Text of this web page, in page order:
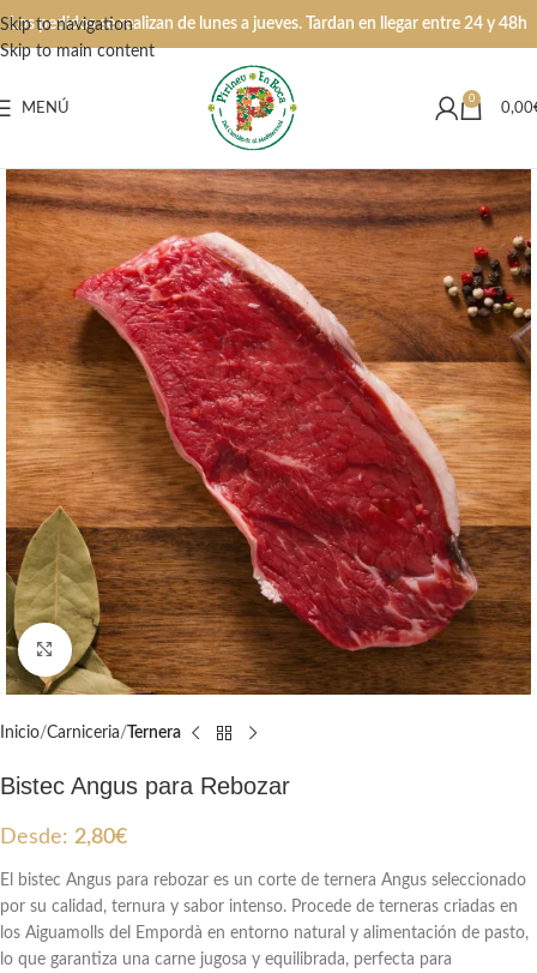
Skip to navigation
Skip to main content
Los pedidos se realizan de lunes a jueves. Tardan en llegar entre 24 y 48h
MENÚ
0
0,00
Clic para ampliar
Inicio Carniceria Ternera
Bistec Angus para Rebozar
Desde: 2,80€
El bistec Angus para rebozar es un corte de ternera Angus seleccionado
por su calidad, ternura y sabor intenso. Procede de terneras criadas en
los Aiguamolls del Empordà en entorno natural y alimentación de pasto,
lo que garantiza una carne jugosa y equilibrada, perfecta para